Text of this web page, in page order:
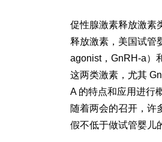
促性腺激素释放激素
释放激素，美国试管
agonist，GnRH-a）
这两类激素，尤其
A 的特点和应用进行
随着两会的召开，许
假不低于做试管婴儿